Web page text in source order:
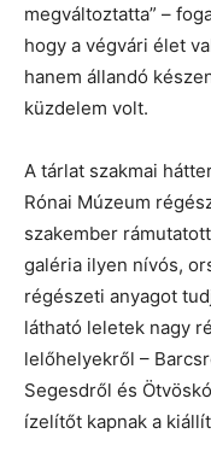
megváltoztatta” –
hogy a végvári élet
hanem állandó
küzdelem volt.
A tárlat szakmai
Rónai Múzeum
szakember
galéria ilyen nívós,
régészeti anyagot
látható leletek nagy
lelőhelyekről –
Segesdről és
ízelítőt kapnak a